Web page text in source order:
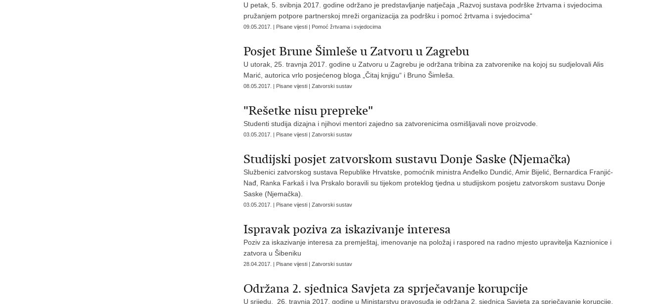
U petak, 5. svibnja 2017. godine održano je predstavljanje natječaja „Razvoj sustava podrške žrtvama i svjedocima
pružanjem potpore partnerskoj mreži organizacija za podršku i pomoć žrtvama i svjedocima“
09.05.2017. | Pisane vijesti | Pomoć žrtvama i svjedocima
Posjet Brune Šimleše u Zatvoru u Zagrebu
U utorak, 25. travnja 2017. godine u Zatvoru u Zagrebu je održana tribina za zatvorenike na kojoj su sudjelovali Alis
Marić, autorica vrlo posjećenog bloga „Čitaj knjigu“ i Bruno Šimleša.
08.05.2017. | Pisane vijesti | Zatvorski sustav
"Rešetke nisu prepreke"
Studenti studija dizajna i njihovi mentori zajedno sa zatvorenicima osmišljavali nove proizvode.
03.05.2017. | Pisane vijesti | Zatvorski sustav
Studijski posjet zatvorskom sustavu Donje Saske (Njemačka)
Službenici zatvorskog sustava Republike Hrvatske, pomoćnik ministra Anđelko Dundić, Amir Bijelić, Bernardica Franjić-
Nađ, Ranka Farkaš i Iva Prskalo boravili su tijekom proteklog tjedna u studijskom posjetu zatvorskom sustavu Donje
Saske (Njemačka).
03.05.2017. | Pisane vijesti | Zatvorski sustav
Ispravak poziva za iskazivanje interesa
Poziv za iskazivanje interesa za premještaj, imenovanje na položaj i raspored na radno mjesto upravitelja Kaznionice i
zatvora u Šibeniku
28.04.2017. | Pisane vijesti | Zatvorski sustav
Održana 2. sjednica Savjeta za sprječavanje korupcije
U srijedu, 26. travnja 2017. godine u Ministarstvu pravosuđa je održana 2. sjednica Savjeta za sprječavanje korupcije,